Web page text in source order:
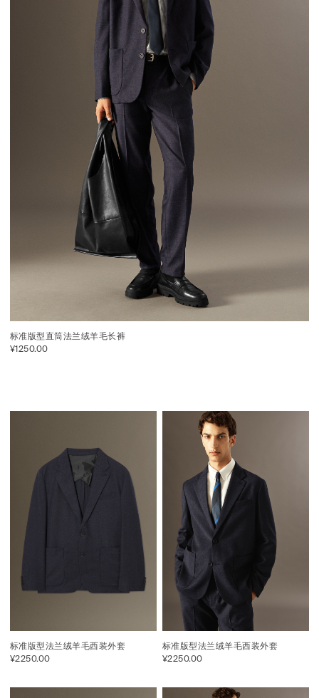
标准版型直筒法兰绒羊毛长裤
¥1250.00
标准版型法兰绒羊毛西装外套
¥2250.00
标准版型法兰绒羊毛西装外套
¥2250.00